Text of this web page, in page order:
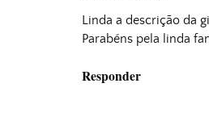
Linda a descrição da
Parabéns pela linda
Responder